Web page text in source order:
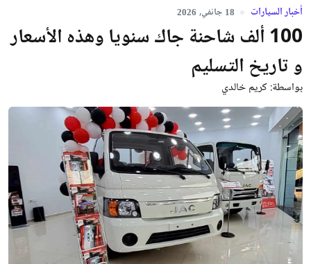
أخبار السيارات 18 جانفي, 2026
100 ألف شاحنة جاك سنويا وهذه الأسعار
و تاريخ التسليم
بواسطة:كريم خالدي